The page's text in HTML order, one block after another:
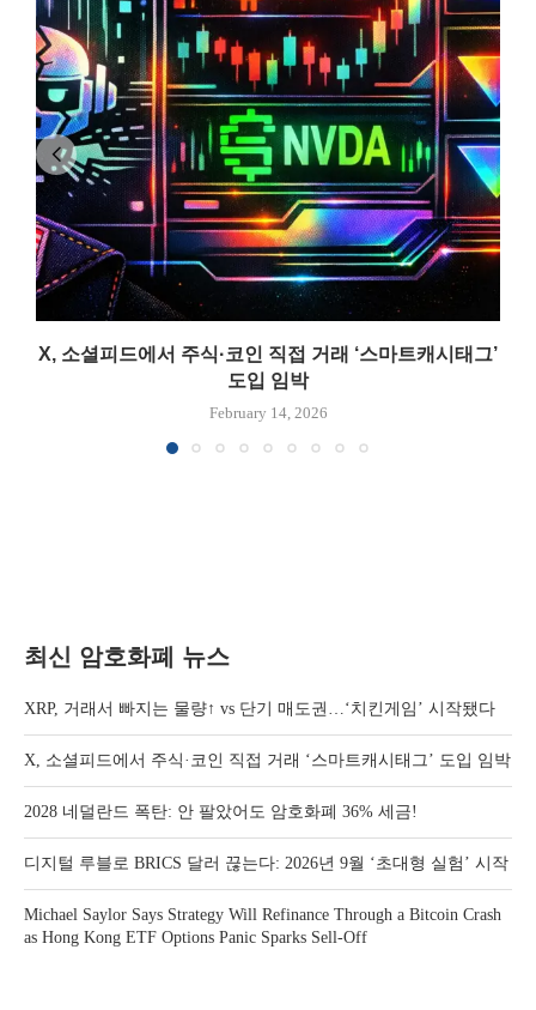
X, 소셜피드에서 주식·코인 직접 거래 ‘스마트캐시태그’
도입 임박
February 14, 2026
최신 암호화폐 뉴스
XRP, 거래서 빠지는 물량↑ vs 단기 매도권…‘치킨게임’ 시작됐다
X, 소셜피드에서 주식·코인 직접 거래 ‘스마트캐시태그’ 도입 임박
2028 네덜란드 폭탄: 안 팔았어도 암호화폐 36% 세금!
디지털 루블로 BRICS 달러 끊는다: 2026년 9월 ‘초대형 실험’ 시작
Michael Saylor Says Strategy Will Refinance Through a Bitcoin Crash
as Hong Kong ETF Options Panic Sparks Sell-Off